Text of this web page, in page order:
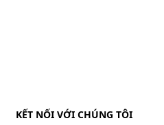
KẾT NỐI VỚI CHÚNG TÔI